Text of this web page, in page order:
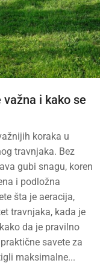
i kako se
koraka u
travnjaka. Bez
gubi snagu, koren
i podložna
šta je aeracija,
travnjaka, kada je
da je pravilno
savete za
maksimalne...